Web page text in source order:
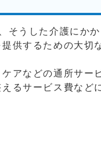
そうした介護にかか
供するための大切
アなどの通所サー
るサービス費など